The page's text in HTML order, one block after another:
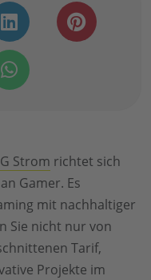
Strom richtet sich
Gamer. Es
mit nachhaltiger
Sie nicht nur von
Tarif,
Projekte im